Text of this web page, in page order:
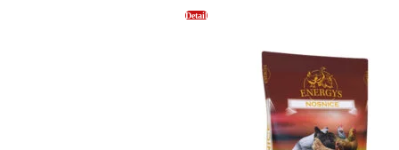
Detail